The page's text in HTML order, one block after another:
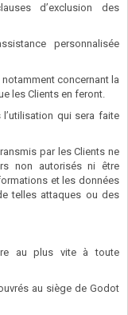
d’exclusion des
personnalisée
concernant la
les Clients en feront.
qui sera faite
par les Clients ne
non autorisés ni être
et les données
telles attaques ou des
au plus vite à toute
au siège de Godot